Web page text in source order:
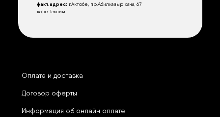
факт.адрес: г.Актобе, пр.Абилкайыр хана, 67
кафе Таксим
Оплата и доставка
Договор оферты
Информация об онлайн оплате